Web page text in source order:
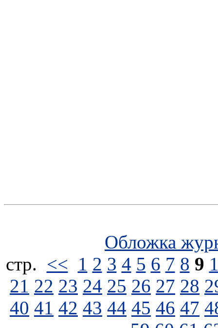
Обложка
стp. << 1 2 3 4 5 6 7 8 9
21 22 23 24 25 26 27 28
40 41 42 43 44 45 46 47